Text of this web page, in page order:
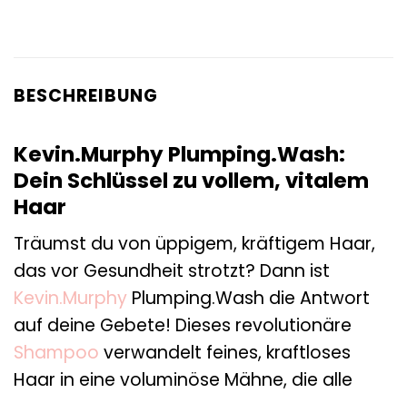
BESCHREIBUNG
Kevin.Murphy Plumping.Wash:
Dein Schlüssel zu vollem, vitalem
Haar
Träumst du von üppigem, kräftigem Haar,
das vor Gesundheit strotzt? Dann ist
Kevin.Murphy Plumping.Wash die Antwort
auf deine Gebete! Dieses revolutionäre
Shampoo verwandelt feines, kraftloses
Haar in eine voluminöse Mähne, die alle